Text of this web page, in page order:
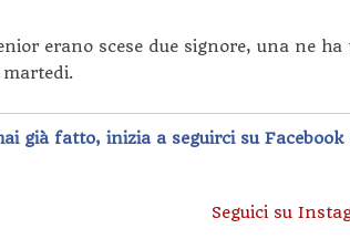
erano scese due signore, una ne ha
già fatto, inizia a seguirci su
Seguici su